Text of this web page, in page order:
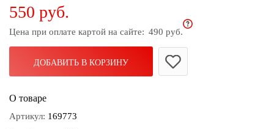
дома
Белье
и
колготки
для
пляжа
550 руб.
Цена при оплате картой на сайте: 490 руб.
ДОБАВИТЬ В КОРЗИНУ
О товаре
Артикул: 169773